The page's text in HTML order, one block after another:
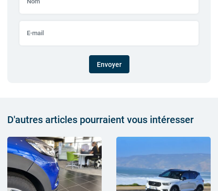
Envoyer
D'autres articles pourraient vous intéresser